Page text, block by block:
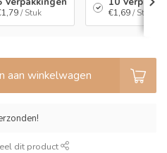
/ Stuk €1,69/ Stuk
aan winkelwagen
dit product